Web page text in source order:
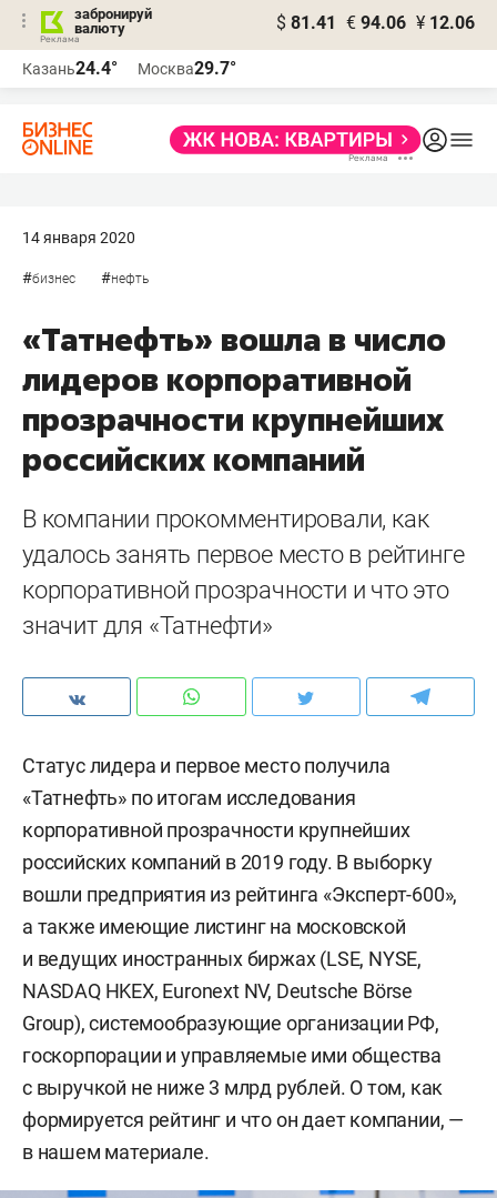
забронируй
валюту
$ 81.41 € 94.06 ¥ 12.06
Казань24.4° Москва29.7°
14 января 2020
#бизнес #нефть
«Татнефть» вошла в число
лидеров корпоративной
прозрачности крупнейших
российских компаний
В компании прокомментировали, как
удалось занять первое место в рейтинге
корпоративной прозрачности и что это
значит для «Татнефти»
Статус лидера и первое место получила
«Татнефть» по итогам исследования
корпоративной прозрачности крупнейших
российских компаний в 2019 году. В выборку
вошли предприятия из рейтинга «Эксперт-600»,
а также имеющие листинг на московской
и ведущих иностранных биржах (LSE, NYSE,
NASDAQ HKEX, Euronext NV, Deutsche Börse
Group), системообразующие организации РФ,
госкорпорации и управляемые ими общества
с выручкой не ниже 3 млрд рублей. О том, как
формируется рейтинг и что он дает компании, —
в нашем материале.